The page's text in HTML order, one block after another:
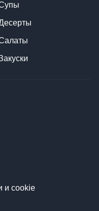
и cookie